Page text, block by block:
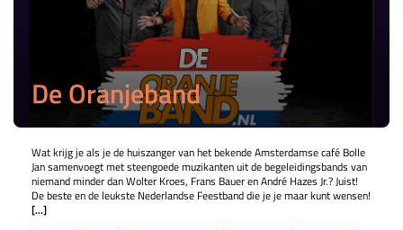
De Oranjeband
Wat krijg je als je de huiszanger van het bekende Amsterdamse café Bolle
Jan samenvoegt met steengoede muzikanten uit de begeleidingsbands van
niemand minder dan Wolter Kroes, Frans Bauer en André Hazes Jr.? Juist!
De beste en de leukste Nederlandse Feestband die je je maar kunt wensen!
[...]